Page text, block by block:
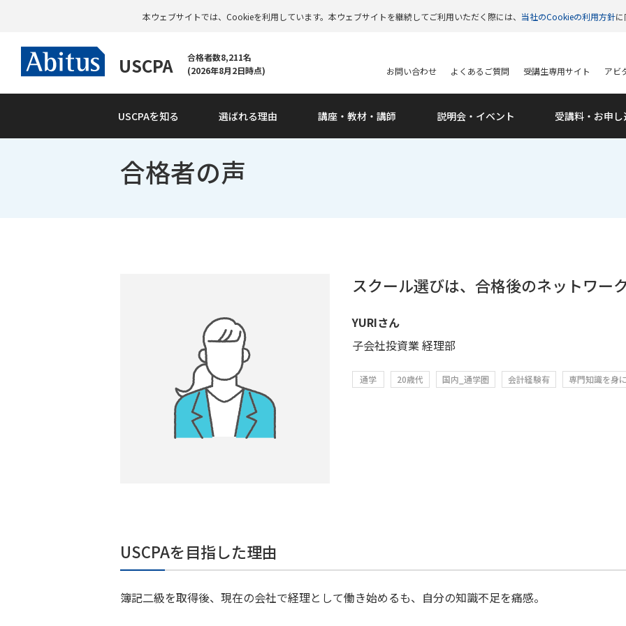
本ウェブサイトでは、Cookieを利用しています。本ウェブサイトを継続してご利用いただく際には、 当社のCookieの利用方針
USCPA
合格者数8,211名
(2026年8月2日時点)
USCPAを知る 選ばれる理由 講座・教材・講師 説明会・ イベント 受講料・ お申
お問い合わせ よくあるご質問 受講生専用サイト アビ
合格者の声
スクール選びは、合格後のネットワー
YURIさん
子会社投資業 経理部
通学 20歳代 国内_通学圏 会計経験有 専門知識を身
USCPAを目指した理由
簿記二級を取得後、現在の会社で経理として働き始めるも、自分の知識不足を痛感。